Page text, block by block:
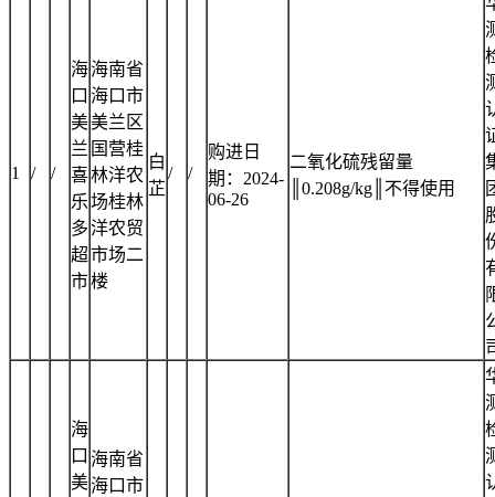
1 / /
海
口
美
兰
喜
乐
多
超
市
海南省
海口市
美兰区
国营桂
林洋农
场桂林
洋农贸
市场二
楼
白
芷
/ /
购进日
期：2024-
06-26
二氧化硫残留量
║0.208g/kg║不得使用
海
口
美
海南省
海口市